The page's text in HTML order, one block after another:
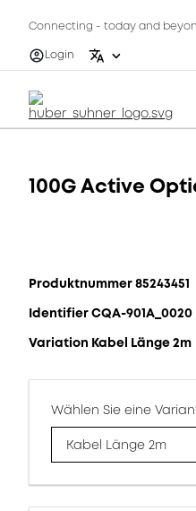
Connecting - today and
Login
100G Active
Produktnummer 85243451
Identifier CQA-901A_0020
Variation Kabel Länge 2m
Wählen Sie eine
Kabel Länge 2m